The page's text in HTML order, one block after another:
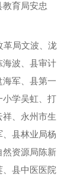
育局安忠
局文波、泷
海波、县审计
海军、县第一
小学吴虹、打
、永州市生
、县林业局杨
然资源局陈新
、县中医医院